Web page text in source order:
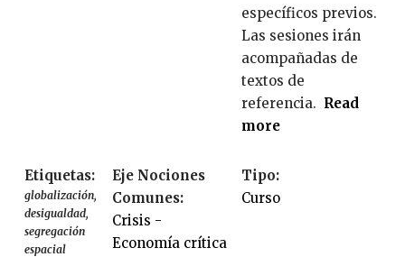
específicos previos.
Las sesiones irán
acompañadas de
textos de
referencia. Read
more
Etiquetas:
globalización
desigualdad
segregación
espacial
Eje Nociones
Comunes:
Crisis -
Economía crítica
Tipo:
Curso